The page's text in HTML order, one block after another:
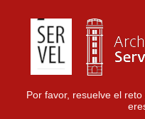
Por favor, resuelve el